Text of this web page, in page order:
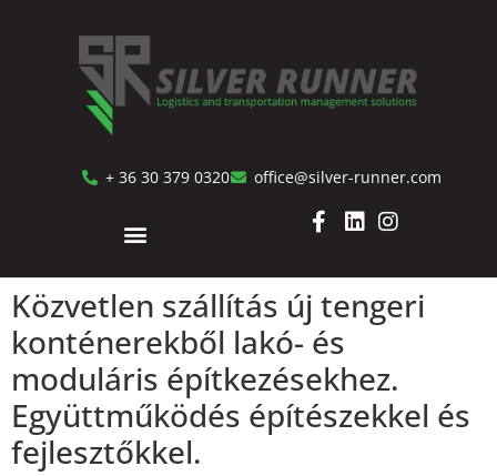
+ 36 30 379 0320 office@silver-runner.com
Közvetlen szállítás új tengeri
konténerekből lakó- és
moduláris építkezésekhez.
Együttműködés építészekkel és
fejlesztőkkel.